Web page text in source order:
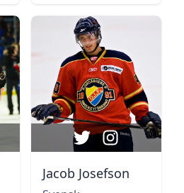
Jacob Josefson